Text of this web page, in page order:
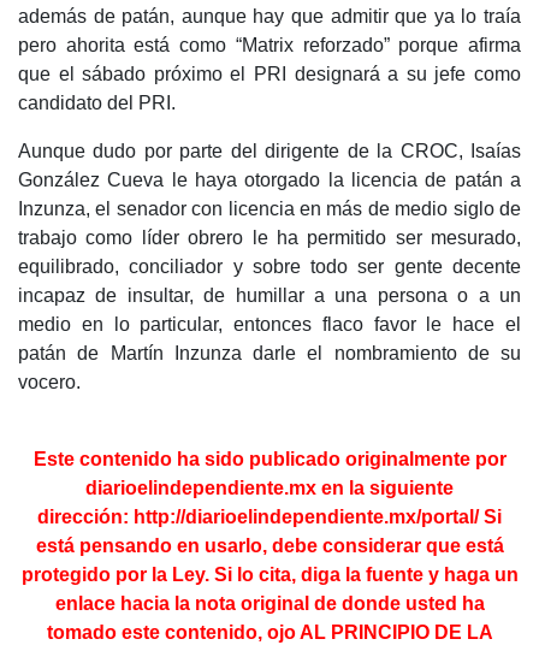
además de patán, aunque hay que admitir que ya lo traía
pero ahorita está como “Matrix reforzado” porque afirma
que el sábado próximo el PRI designará a su jefe como
candidato del PRI.
Aunque dudo por parte del dirigente de la CROC, Isaías
González Cueva le haya otorgado la licencia de patán a
Inzunza, el senador con licencia en más de medio siglo de
trabajo como líder obrero le ha permitido ser mesurado,
equilibrado, conciliador y sobre todo ser gente decente
incapaz de insultar, de humillar a una persona o a un
medio en lo particular, entonces flaco favor le hace el
patán de Martín Inzunza darle el nombramiento de su
vocero.
Este contenido ha sido publicado originalmente por
diarioelindependiente.mx en la siguiente
dirección: http://diarioelindependiente.mx/portal/Si
está pensando en usarlo, debe considerar que está
protegido por la Ley. Si lo cita, diga la fuente y haga un
enlace hacia la nota original de donde usted ha
tomado este contenido, ojo AL PRINCIPIO DE LA